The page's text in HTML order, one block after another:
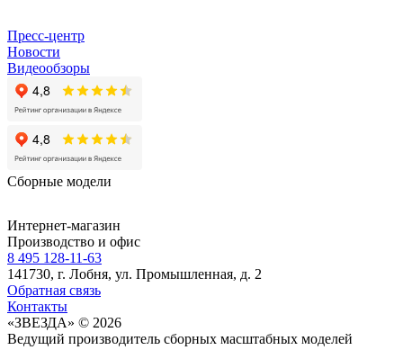
Пресс-центр
Новости
Видеообзоры
Сборные модели
Интернет-магазин
Производство и офис
8 495 128-11-63
141730, г. Лобня, ул. Промышленная, д. 2
Обратная связь
Контакты
«ЗВЕЗДА» © 2026
Ведущий производитель сборных масштабных моделей